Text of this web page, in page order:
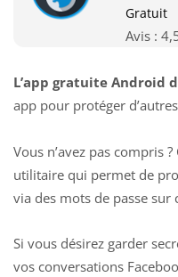
Gratuit
Avis :
L’app gratuite Android
app pour protéger
Vous n’avez pas compris
utilitaire qui permet de
via des mots de passe sur
Si vous désirez garder
vos conversations